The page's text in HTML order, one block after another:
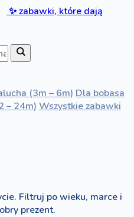
✨zabawki, które dają
(3m – 6m) Dla bobasa
– 24m) Wszystkie zabawki
Filtruj po wieku, marce i
prezent.